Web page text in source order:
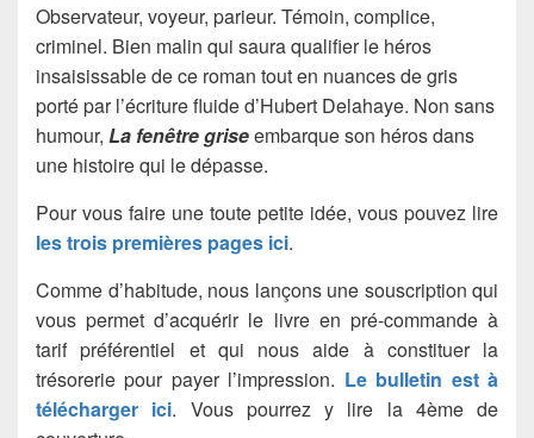
Observateur, voyeur, parieur. Témoin, complice,
criminel. Bien malin qui saura qualifier le héros
insaisissable de ce roman tout en nuances de gris
porté par l’écriture fluide d’Hubert Delahaye. Non sans
humour, La fenêtre griseembarque son héros dans
une histoire qui le dépasse.
Pour vous faire une toute petite idée, vous pouvez lire
les trois premières pages ici.
Comme d’habitude, nous lançons une souscription qui
vous permet d’acquérir le livre en pré-commande à
tarif préférentiel et qui nous aide à constituer la
trésorerie pour payer l’impression. Le bulletin est à
télécharger ici. Vous pourrez y lire la 4ème de